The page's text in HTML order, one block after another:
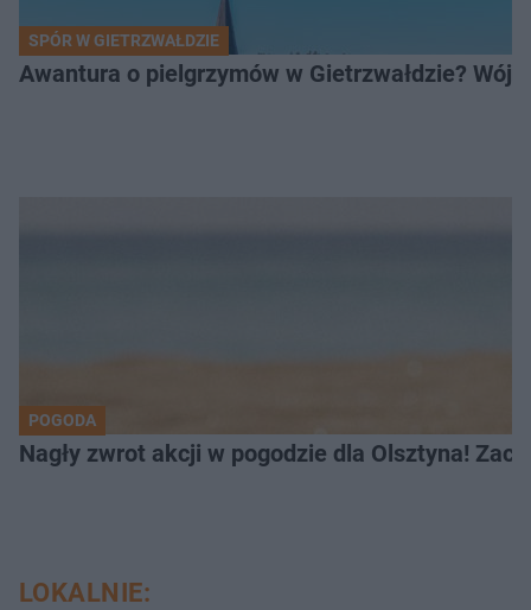
SPÓR W GIETRZWAŁDZIE
Awantura o pielgrzymów w Gietrzwałdzie? Wójt
POGODA
Nagły zwrot akcji w pogodzie dla Olsztyna!
LOKALNIE: